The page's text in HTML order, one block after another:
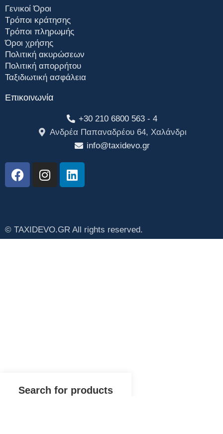
Γενικοί Όροι
Τρόποι κράτησης
Τρόποι πληρωμής
Όροι χρήσης
Πολιτική ακυρώσεων
Πολιτική απορρήτου
Ταξιδιωτική ασφάλεια
Επικοινωνία
+30 210 6800 563 - 4
Ανδρέα Παπαναδρέου 64, Χαλάνδρι
info@taxidevo.gr
© TAXIDEVO.GR All rights reserved.